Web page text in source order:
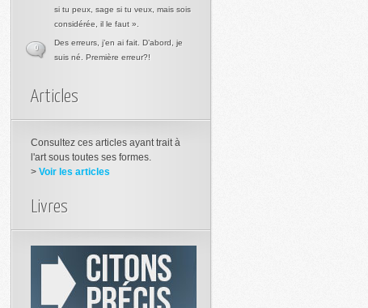
si tu peux, sage si tu veux, mais sois
considérée, il le faut ».
Des erreurs, j’en ai fait. D’abord, je
suis né. Première erreur?!
0
Articles
Consultez ces articles ayant trait à
l'art sous toutes ses formes.
> Voir les articles
Livres